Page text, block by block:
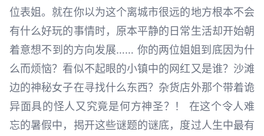
位表姐。就在你以为这个离城市很远的地方根本不会
有什么好玩的事情时，原本平静的日常生活却开始朝
着意想不到的方向发展…… 你的两位姐姐到底因为什
么而烦恼？看似不起眼的小镇中的网红又是谁？沙滩
边的神秘女子在寻找什么东西？杂货店外那个带着诡
异面具的怪人又究竟是何方神圣？！ 在这个令人难
忘的暑假中，揭开这些谜题的谜底，度过人生中最有